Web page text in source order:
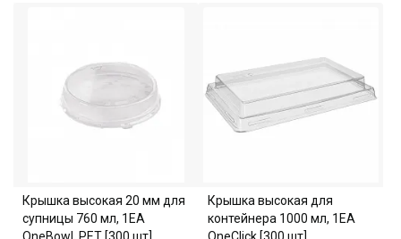
Крышка высокая 20 мм для
супницы 760 мл, 1EA
Крышка высокая для
контейнера 1000 мл, 1EA